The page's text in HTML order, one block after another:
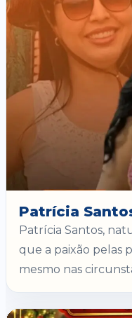
Patrícia
Patrícia Santos,
que a paixão pelas
mesmo nas